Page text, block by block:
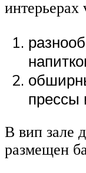
интерьерах
прессы
В вип зале
размещен